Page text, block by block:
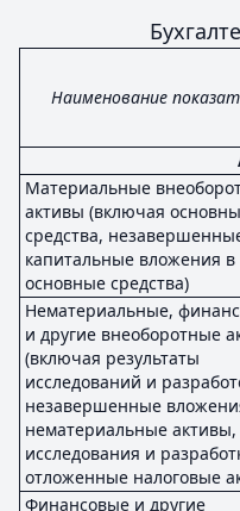
Наименование
Материальные
активы (включая
средства,
капитальные вложения в
основные средства)
Нематериальные,
и другие внеоборотные
(включая результаты
исследований и
незавершенные
нематериальные активы,
исследования и
отложенные налоговые
Финансовые и другие